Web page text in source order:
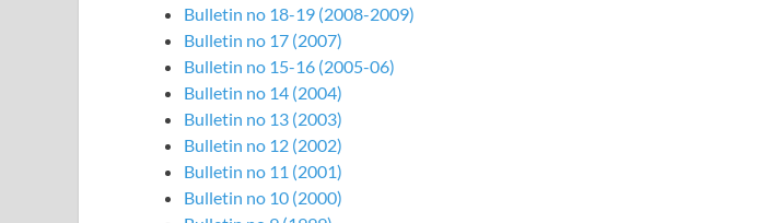
Bulletin no 18-19 (2008-2009)
Bulletin no 17 (2007)
Bulletin no 15-16 (2005-06)
Bulletin no 14 (2004)
Bulletin no 13 (2003)
Bulletin no 12 (2002)
Bulletin no 11 (2001)
Bulletin no 10 (2000)